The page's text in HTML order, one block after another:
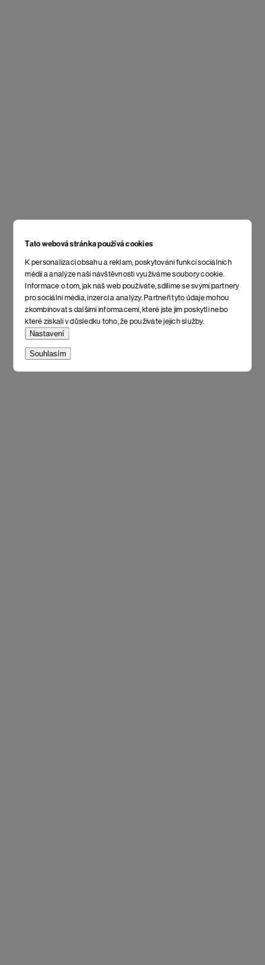
Tato webová stránka používá cookies
K personalizaci obsahu a reklam, poskytování funkcí sociálních
médií a analýze naší návštěvnosti využíváme soubory cookie.
Informace o tom, jak náš web používáte, sdílíme se svými partnery
pro sociální média, inzerci a analýzy. Partneři tyto údaje mohou
zkombinovat s dalšími informacemi, které jste jim poskytli nebo
které získali v důsledku toho, že používáte jejich služby.
Nastavení
Souhlasím